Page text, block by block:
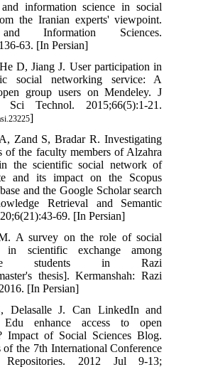
information science in social
the Iranian experts' viewpoint.
Information Sciences.
63. [In Persian]
D, Jiang J. User participation in
social networking service: A
group users on Mendeley. J
Technol. 2015;66(5):1-21.
]
Zand S, Bradar R. Investigating
of the faculty members of Alzahra
the scientific social network of
and its impact on the Scopus
and the Google Scholar search
Retrieval and Semantic
69. [In Persian]
A survey on the role of social
in scientific exchange among
students in Razi
thesis]. Kermanshah: Razi
[In Persian]
J. Can LinkedIn and
Edu enhance access to open
Impact of Social Sciences Blog.
of the 7th International Conference
2012 Jul 9-13;